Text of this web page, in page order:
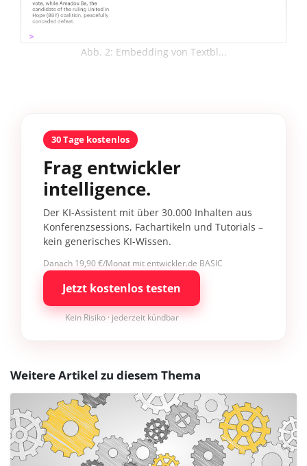
Abb. 2: Embedding von Textbl...
30 Tage kostenlos
Frag entwickler
intelligence.
Der KI-Assistent mit über 30.000 Inhalten aus
Konferenzsessions, Fachartikeln und Tutorials –
kein generisches KI-Wissen.
Danach 19,90 €/Monat mit entwickler.de BASIC
Jetzt kostenlos testen
Kein Risiko · jederzeit kündbar
Weitere Artikel zu diesem Thema